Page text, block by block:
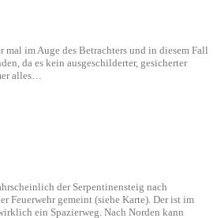
im Auge des Betrachters und in diesem Fall
da es kein ausgeschilderter, gesicherter
alles…
der Serpentinensteig nach
Feuerwehr gemeint (siehe Karte). Der ist im
ein Spazierweg. Nach Norden kann